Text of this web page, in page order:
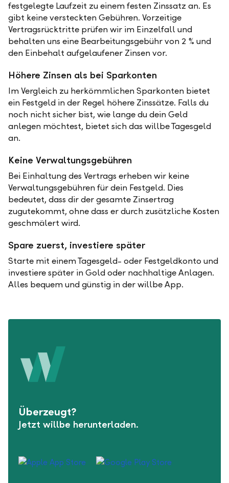
festgelegte Laufzeit zu einem festen Zinssatz an. Es
gibt keine versteckten Gebühren. Vorzeitige
Vertragsrücktritte prüfen wir im Einzelfall und
behalten uns eine Bearbeitungsgebühr von 2 % und
den Einbehalt aufgelaufener Zinsen vor.
Höhere Zinsen als bei Sparkonten
Im Vergleich zu herkömmlichen Sparkonten bietet
ein Festgeld in der Regel höhere Zinssätze. Falls du
noch nicht sicher bist, wie lange du dein Geld
anlegen möchtest, bietet sich das willbe Tagesgeld
an.
Keine Verwaltungsgebühren
Bei Einhaltung des Vertrags erheben wir keine
Verwaltungsgebühren für dein Festgeld. Dies
bedeutet, dass dir der gesamte Zinsertrag
zugutekommt, ohne dass er durch zusätzliche Kosten
geschmälert wird.
Spare zuerst, investiere später
Starte mit einem Tagesgeld- oder Festgeldkonto und
investiere später in Gold oder nachhaltige Anlagen.
Alles bequem und günstig in der willbe App.
Überzeugt?
Jetzt willbe herunterladen.